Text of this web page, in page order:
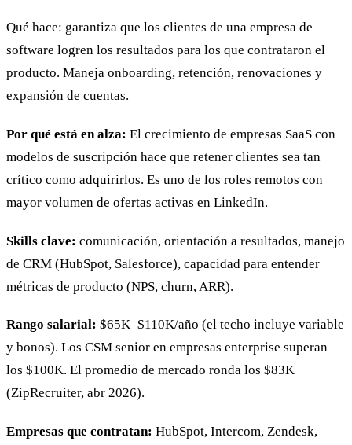
Qué hace: garantiza que los clientes de una empresa de
software logren los resultados para los que contrataron el
producto. Maneja onboarding, retención, renovaciones y
expansión de cuentas.
Por qué está en alza: El crecimiento de empresas SaaS con
modelos de suscripción hace que retener clientes sea tan
crítico como adquirirlos. Es uno de los roles remotos con
mayor volumen de ofertas activas en LinkedIn.
Skills clave: comunicación, orientación a resultados, manejo
de CRM (HubSpot, Salesforce), capacidad para entender
métricas de producto (NPS, churn, ARR).
Rango salarial: $65K–$110K/año (el techo incluye variable
y bonos). Los CSM senior en empresas enterprise superan
los $100K. El promedio de mercado ronda los $83K
(ZipRecruiter, abr 2026).
Empresas que contratan: HubSpot, Intercom, Zendesk,